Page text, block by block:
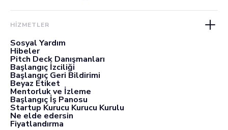
HİZMETLER
Sosyal Yardım
Hibeler
Pitch Deck Danışmanları
Başlangıç İzciliği
Başlangıç Geri Bildirimi
Beyaz Etiket
Mentorluk ve İzleme
Başlangıç İş Panosu
Startup Kurucu Kurucu Kurulu
Ne elde edersin
Fiyatlandırma